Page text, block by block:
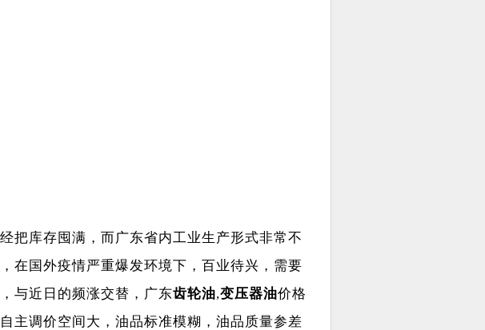
把库存囤满，而广东省内工业生产形式非常不
在国外疫情严重爆发环境下，百业待兴，需要
与近日的频涨交替，广东齿轮油,变压器油价格
主调价空间大，油品标准模糊，油品质量参差